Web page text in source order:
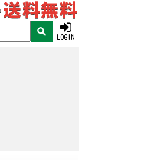
LOGIN